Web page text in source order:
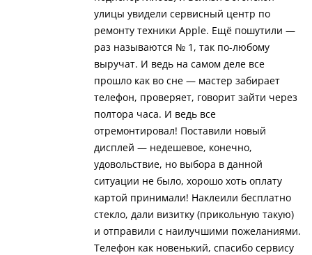
улицы увидели сервисный центр по
ремонту техники Apple. Ещё пошутили —
раз называются № 1, так по-любому
выручат. И ведь на самом деле все
прошло как во сне — мастер забирает
телефон, проверяет, говорит зайти через
полтора часа. И ведь все
отремонтировал! Поставили новый
дисплей — недешевое, конечно,
удовольствие, но выбора в данной
ситуации не было, хорошо хоть оплату
картой принимали! Наклеили бесплатно
стекло, дали визитку (прикольную такую)
и отправили с наилучшими пожеланиями.
Телефон как новенький, спасибо сервису